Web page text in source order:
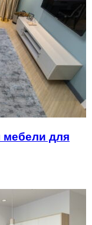
для